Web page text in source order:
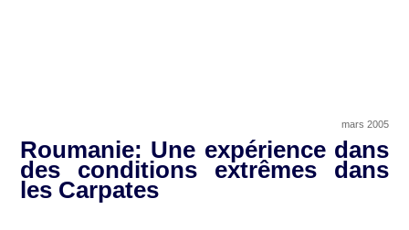
mars 2005
Roumanie: Une expérience dans
des conditions extrêmes dans
les Carpates